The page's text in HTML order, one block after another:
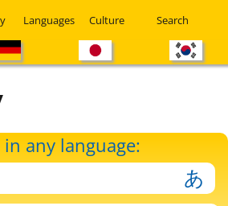
Languages Culture Search
in any language: